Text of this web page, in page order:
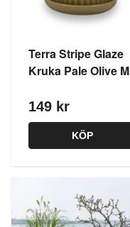
Terra Stripe Glaze
Kruka Pale Olive M
149 kr
KÖP